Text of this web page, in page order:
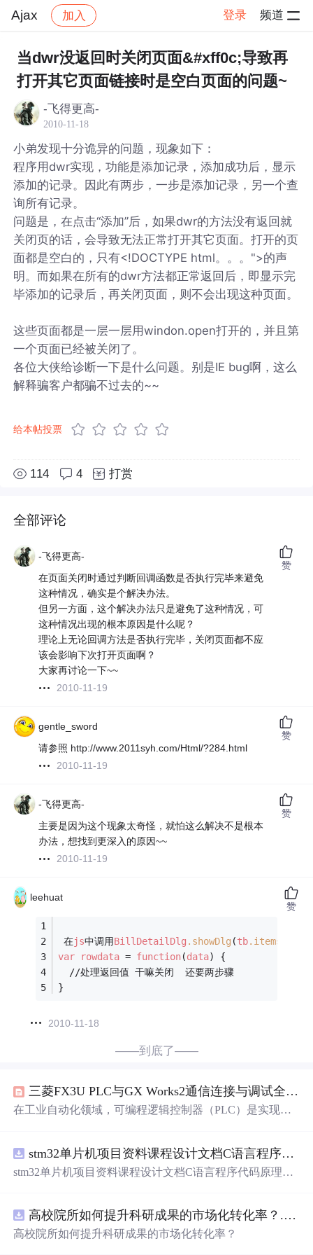
Ajax 加入 登录 频道
社区 Ajax 帖子详情
当dwr没返回时关闭页面&#xff0c;导致再
打开其它页面链接时是空白页面的问题~
-飞得更高-
2010-11-18
小弟发现十分诡异的问题，现象如下：
程序用dwr实现，功能是添加记录，添加成功后，显示
添加的记录。因此有两步，一步是添加记录，另一个查
询所有记录。
问题是，在点击“添加”后，如果dwr的方法没有返回就
关闭页的话，会导致无法正常打开其它页面。打开的页
面都是空白的，只有<!DOCTYPE html。。。">的声
明。而如果在所有的dwr方法都正常返回后，即显示完
毕添加的记录后，再关闭页面，则不会出现这种页面。
这些页面都是一层一层用windon.open打开的，并且第
一个页面已经被关闭了。
各位大侠给诊断一下是什么问题。别是IE bug啊，这么
解释骗客户都骗不过去的~~
给本帖投票
114 4 打赏
全部评论
-飞得更高-
在页面关闭时通过判断回调函数是否执行完毕来避免
这种情况，确实是个解决办法。
但另一方面，这个解决办法只是避免了这种情况，可
这种情况出现的根本原因是什么呢？
理论上无论回调方法是否执行完毕，关闭页面都不应
该会影响下次打开页面啊？
大家再讨论一下~~
2010-11-19
赞
gentle_sword
请参照 http://www.2011syh.com/Html/?284.html
2010-11-19
赞
-飞得更高-
主要是因为这个现象太奇怪，就怕这么解决不是根本
办法，想找到更深入的原因~~
2010-11-19
赞
leehuat
在js中调用BillDetailDlg .showDlg (tb.items
var
rowdata = function(data) {
  //处理返回值 干嘛关闭  还要两步骤
2010-11-18
赞
——到底了——
三菱FX3U PLC与GX Works2通信连接与调试全攻略
在工业自动化领域，可编程逻辑控制器（PLC）是实现设
于提供了稳定、可靠的工业级控制方案，广泛应用于机械
制造、产线自动化、楼宇控制等场景。要实现控制，首先
软件中正确配置通信参数，是进行程序下载、在线监控和
调试的基础。本文聚焦于FX3U-32M型号，详细解析从硬
件连接到软件设置的完整流程，涵盖驱动
stm32单片机项目资料课程设计文档C语言程序代码原理图电路PCB实例悬挂运动控制系统论文资料
stm32单片机项目资料课程设计文档C语言程序代码原理图
高校院所如何提升科研成果的市场化转化率？.docx
高校院所如何提升科研成果的市场化转化率？